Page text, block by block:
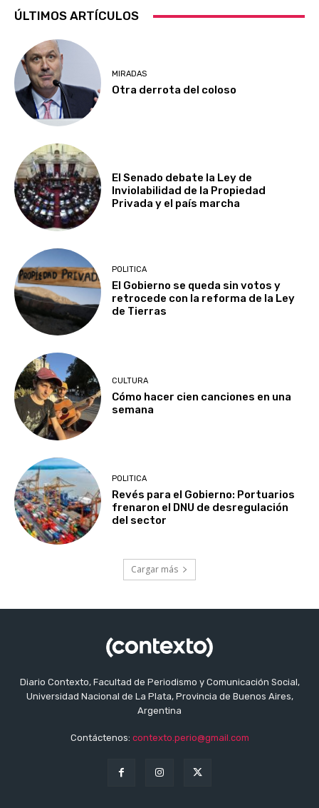
ÚLTIMOS ARTÍCULOS
MIRADAS
Otra derrota del coloso
El Senado debate la Ley de
Inviolabilidad de la Propiedad
Privada y el país marcha
POLITICA
El Gobierno se queda sin votos y
retrocede con la reforma de la Ley
de Tierras
CULTURA
Cómo hacer cien canciones en una
semana
POLITICA
Revés para el Gobierno: Portuarios
frenaron el DNU de desregulación
del sector
Cargar más
Diario Contexto, Facultad de Periodismo y Comunicación Social,
Universidad Nacional de La Plata, Provincia de Buenos Aires,
Argentina
Contáctenos: contexto.perio@gmail.com